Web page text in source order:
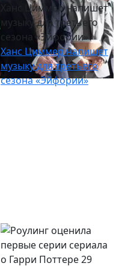
Ханс Циммер напишет
музыку для третьего
сезона «Эйфории»
Ханс Циммер напишет
музыку для третьего
сезона «Эйфории»